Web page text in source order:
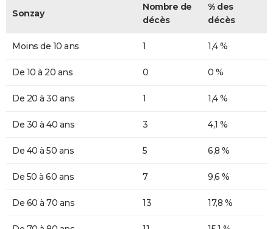
Sonzay
Nombre de
décès
% des
décès
Moins de 10 ans 1 1,4 %
De 10 à 20 ans 0 0 %
De 20 à 30 ans 1 1,4 %
De 30 à 40 ans 3 4,1 %
De 40 à 50 ans 5 6,8 %
De 50 à 60 ans 7 9,6 %
De 60 à 70 ans 13 17,8 %